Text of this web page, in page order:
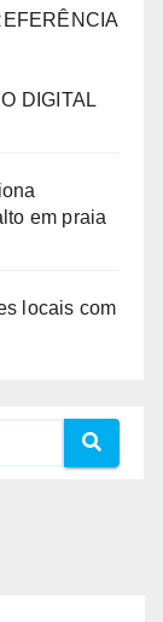
DIGITAL
em praia
locais com